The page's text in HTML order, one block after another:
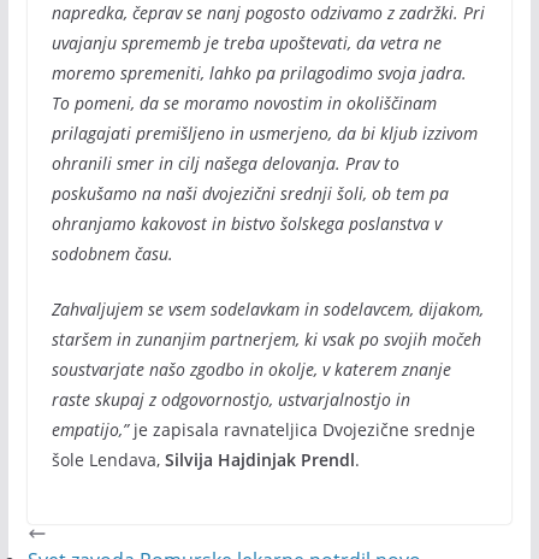
napredka, čeprav se nanj pogosto odzivamo z zadržki. Pri
uvajanju sprememb je treba upoštevati, da vetra ne
moremo spremeniti, lahko pa prilagodimo svoja jadra.
To pomeni, da se moramo novostim in okoliščinam
prilagajati premišljeno in usmerjeno, da bi kljub izzivom
ohranili smer in cilj našega delovanja. Prav to
poskušamo na naši dvojezični srednji šoli, ob tem pa
ohranjamo kakovost in bistvo šolskega poslanstva v
sodobnem času.
Zahvaljujem se vsem sodelavkam in sodelavcem, dijakom,
staršem in zunanjim partnerjem, ki vsak po svojih močeh
soustvarjate našo zgodbo in okolje, v katerem znanje
raste skupaj z odgovornostjo, ustvarjalnostjo in
empatijo,” je zapisala ravnateljica Dvojezične srednje
šole Lendava, Silvija Hajdinjak Prendl.